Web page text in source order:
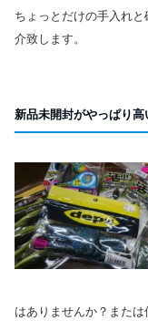
ちょっとだけの手入れ
介致します。
新品未開封がやっぱり高
はありませんか？また